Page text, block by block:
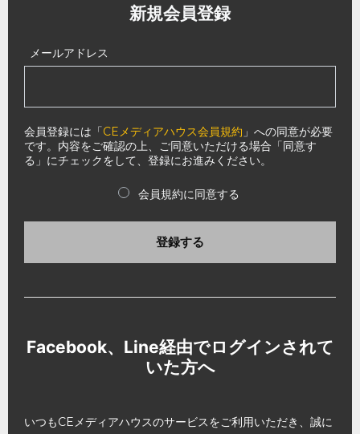
新規会員登録
メールアドレス
会員登録には「CEメディアハウス会員規約 」への同意が必要
です。内容をご確認の上、ご同意いただける場合「同意す
る」にチェックをして、登録にお進みください。
会員規約に同意する
登録する
Facebook、Line経由でログインされて
いた方へ
いつもCEメディアハウスのサービスをご利用いただき、誠に